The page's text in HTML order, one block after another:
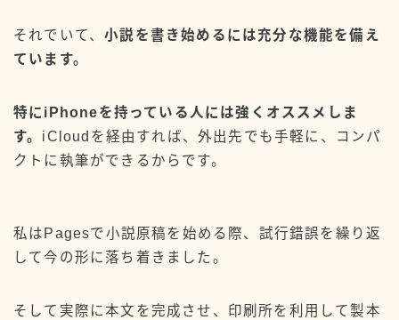
それでいて、小説を書き始めるには充分な機能を備え
ています。
特にiPhoneを持っている人には強くオススメしま
す。 iCloudを経由すれば、外出先でも手軽に、コンパ
クトに執筆ができるからです。
私はPagesで小説原稿を始める際、試行錯誤を繰り返
して今の形に落ち着きました。
そして実際に本文を完成させ、印刷所を利用して製本